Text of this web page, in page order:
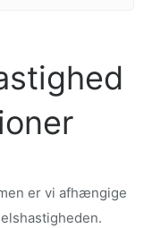
er vi afhængige